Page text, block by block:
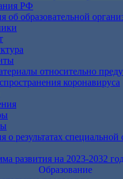
РФ
об образовательной
относительно
коронавируса
о результатах
развития на 2023-2032
Образование